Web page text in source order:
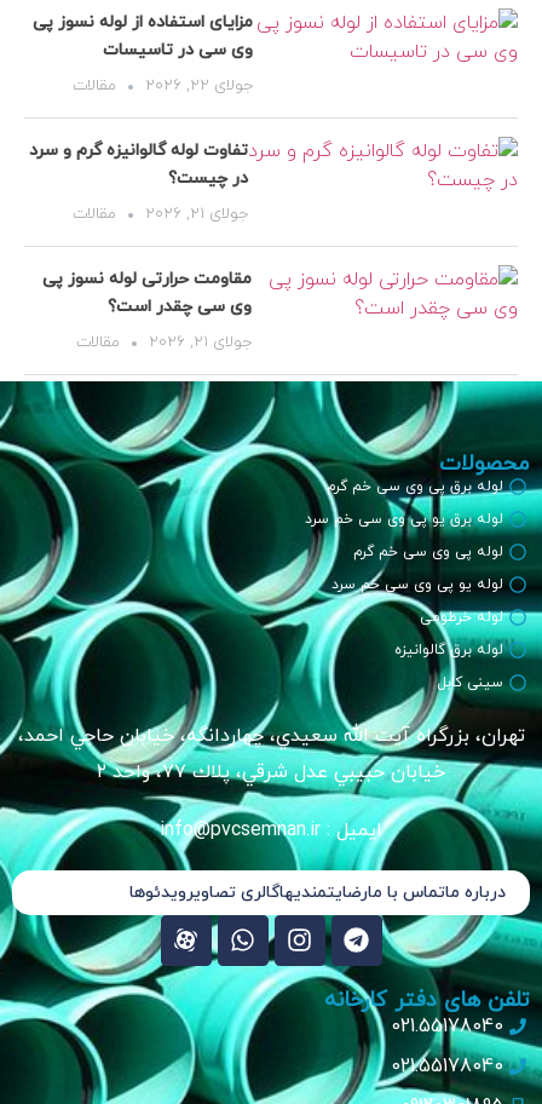
مزایای استفاده از لوله نسوز پی
وی سی در تاسیسات
جولای 22, 2026 مقالات
تفاوت لوله گالوانیزه گرم و سرد
در چیست؟
جولای 21, 2026 مقالات
مقاومت حرارتی لوله نسوز پی
وی سی چقدر است؟
جولای 21, 2026 مقالات
محصولات
لوله برق پی وی سی خم گرم
لوله برق یو پی وی سی خم سرد
لوله پی وی سی خم گرم
لوله یو پی وی سی خم سرد
لوله خرطومی
لوله برق گالوانیزه
سینی کابل
تهران، بزرگراه آيت الله سعيدي، چهاردانگه، خيابان حاجي احمد،
خیابان حبيبي عدل شرقي، پلاك ٧٧، واحد ٢
ایمیل : info@pvcsemnan.ir
درباره ماتماس با مارضایتمندیهاگالری تصاویر ویدئوها
تلفن های دفتر کارخانه
021.55178040
021.55178040